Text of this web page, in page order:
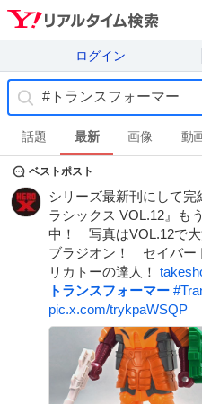
ログイン
話題 最新 画像 動
ベストポスト
シリーズ最新刊にして完
ラシックス VOL.12』
中！ 写真はVOL.12で
ブラジオン！ セイバー
リカトーの達人！
トランスフォーマー #
pic.x.com/trykpaWSQP